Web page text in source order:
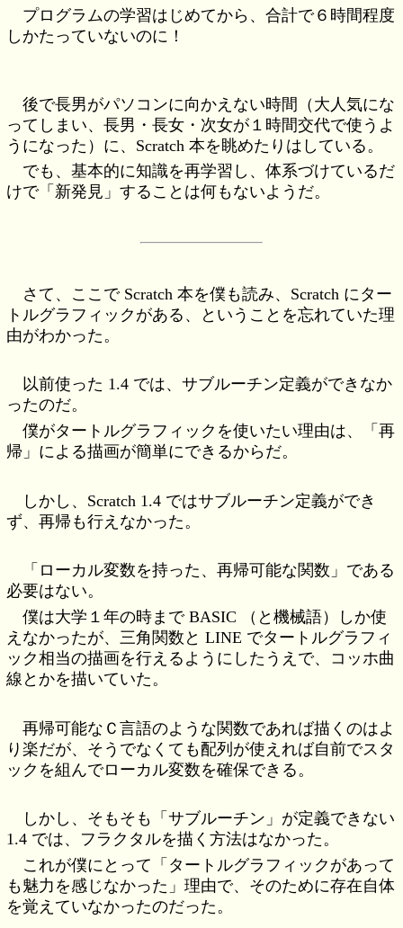
プログラムの学習はじめてから、合計で６時間程度
しかたっていないのに！
後で長男がパソコンに向かえない時間（大人気にな
ってしまい、長男・長女・次女が１時間交代で使うよ
うになった）に、Scratch 本を眺めたりはしている。
でも、基本的に知識を再学習し、体系づけているだ
けで「新発見」することは何もないようだ。
さて、ここで Scratch 本を僕も読み、Scratch にター
トルグラフィックがある、ということを忘れていた理
由がわかった。
以前使った 1.4 では、サブルーチン定義ができなか
ったのだ。
僕がタートルグラフィックを使いたい理由は、「再
帰」による描画が簡単にできるからだ。
しかし、Scratch 1.4 ではサブルーチン定義ができ
ず、再帰も行えなかった。
「ローカル変数を持った、再帰可能な関数」である
必要はない。
僕は大学１年の時まで BASIC （と機械語）しか使
えなかったが、三角関数と LINE でタートルグラフィ
ック相当の描画を行えるようにしたうえで、コッホ曲
線とかを描いていた。
再帰可能なＣ言語のような関数であれば描くのはよ
り楽だが、そうでなくても配列が使えれば自前でスタ
ックを組んでローカル変数を確保できる。
しかし、そもそも「サブルーチン」が定義できない
1.4 では、フラクタルを描く方法はなかった。
これが僕にとって「タートルグラフィックがあって
も魅力を感じなかった」理由で、そのために存在自体
を覚えていなかったのだった。